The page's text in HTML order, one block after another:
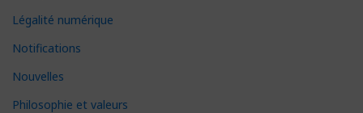
Légalité numérique
Notifications
Nouvelles
Philosophie et valeurs